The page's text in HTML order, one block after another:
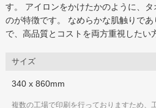
ログイン カート
す。 アイロンをかけたかのように、
のが特徴です。 なめらかな肌触りで
で、高品質とコストを両方重視したい
サイズ
340 x 860mm
複数の工場で印刷を行っておりますため、